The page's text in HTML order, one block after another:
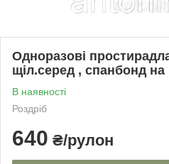
Одноразові
щіл.серед , спанбонд на
В наявності
Роздріб
640 ₴/рулон